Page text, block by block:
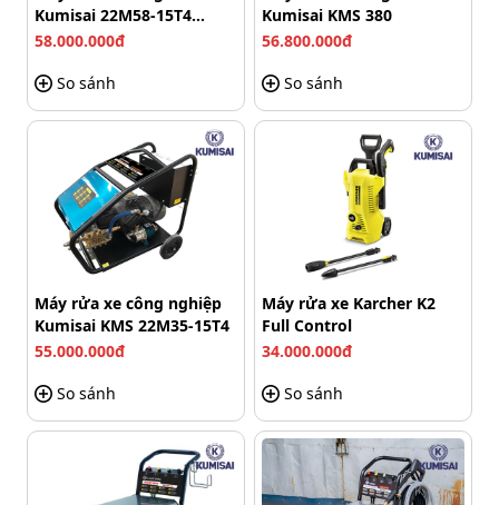
Với kích thước 1500 x 800 x 1400 mm và trọng lượng
450kg,máy rửa xe ô tô
này được thiết kế vững chắc,
hạn chế rung lắc trong quá trình vận hành. Kết cấu cứng
cáp giúp thiết bị hoạt động ổn định ngay cả trong điều
kiện làm việc khắc nghiệt như công trường, nhà máy
hay khu công nghiệp.
Ngoài ra, độ ồn khoảng 95 dB nằm trong mức chấp
nhận được đối với dòng máy công suất lớn, phù hợp sử
dụng tại các khu vực chuyên dụng.
Kumisai 22M58-15T4
(15Kw)
58.000.000đ
So sánh
Kumisai KMS 380
56.800.000đ
So sánh
Máy rửa xe công nghiệp
Kumisai KMS 22M35-15T4
55.000.000đ
So sánh
Máy rửa xe Karcher K2
Full Control
34.000.000đ
So sánh